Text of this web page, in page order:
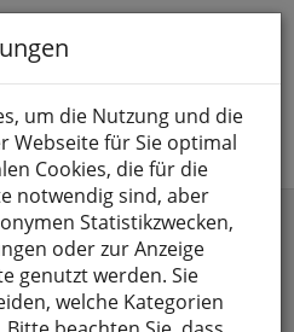
um die Nutzung und die
Webseite für Sie optimal
Cookies, die für die
notwendig sind, aber
Statistikzwecken,
oder zur Anzeige
genutzt werden. Sie
welche Kategorien